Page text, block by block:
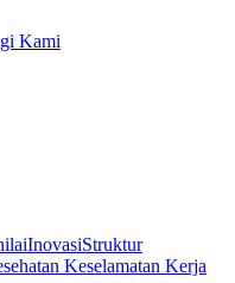
Kami
InovasiStruktur
Keselamatan Kerja